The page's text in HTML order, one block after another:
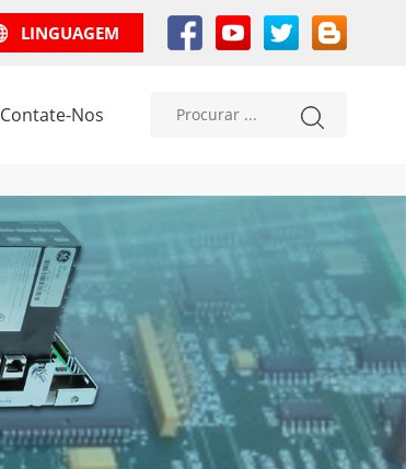
LINGUAGEM
Contate-Nos